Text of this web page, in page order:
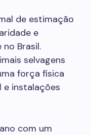
de estimação
e
Brasil.
selvagens
força física
e instalações
com um